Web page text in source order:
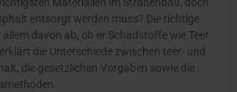
Materialien im Straßenbau, doch
entsorgt werden muss? Die richtige
davon ab, ob er Schadstoffe wie Teer
die Unterschiede zwischen teer- und
die gesetzlichen Vorgaben sowie die